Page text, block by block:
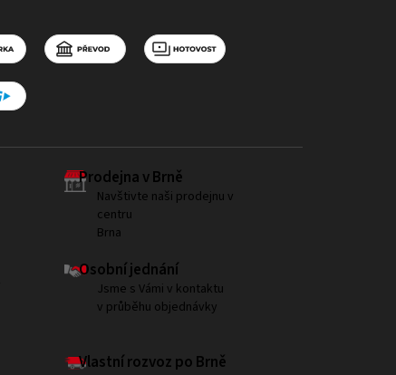
Prodejna v Brně
Navštivte naši prodejnu v
centru
Brna
Osobní jednání
Jsme s Vámi v kontaktu
v průběhu objednávky
Vlastní rozvoz po Brně